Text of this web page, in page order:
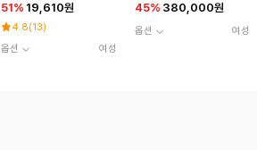
51% 19,610원
4.8(13)
옵션
여성
45% 380,000원
옵션 여성